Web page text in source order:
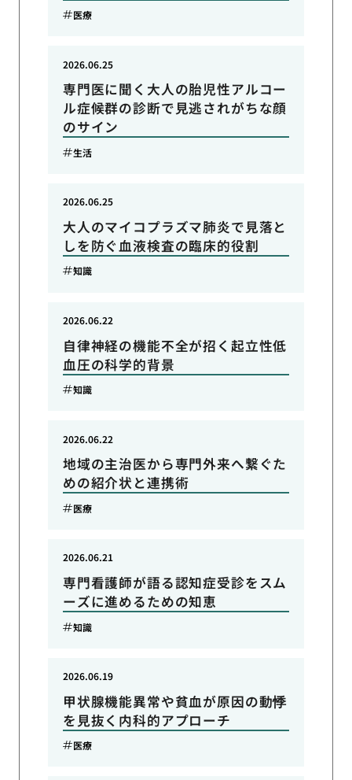
医療
専門医に聞く大人の胎児性アルコー
ル症候群の診断で見逃されがちな顔
のサイン
2026.06.25
生活
大人のマイコプラズマ肺炎で見落と
しを防ぐ血液検査の臨床的役割
2026.06.25
知識
自律神経の機能不全が招く起立性低
血圧の科学的背景
2026.06.22
知識
地域の主治医から専門外来へ繋ぐた
めの紹介状と連携術
2026.06.22
医療
専門看護師が語る認知症受診をスム
ーズに進めるための知恵
2026.06.21
知識
甲状腺機能異常や貧血が原因の動悸
を見抜く内科的アプローチ
2026.06.19
医療